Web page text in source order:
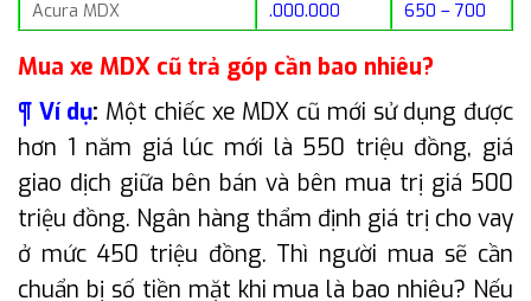
Acura MDX
.000.000 650 – 700
Mua xe MDX cũ trả góp cần bao nhiêu?
¶ Ví dụ: Một chiếc xe MDX cũ mới sử dụng được
hơn 1 năm giá lúc mới là 550 triệu đồng, giá
giao dịch giữa bên bán và bên mua trị giá 500
triệu đồng. Ngân hàng thẩm định giá trị cho vay
ở mức 450 triệu đồng. Thì người mua sẽ cần
chuẩn bị số tiền mặt khi mua là bao nhiêu? Nếu